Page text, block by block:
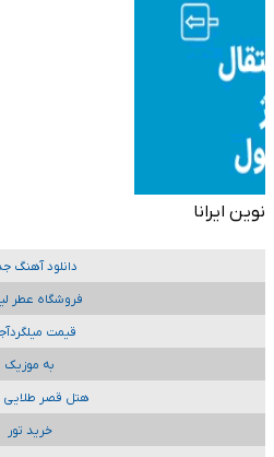
نوین ایرانا
دانلود آهنگ
فروشگاه عطر
قیمت
به موزیک
هتل قصر
خرید تور